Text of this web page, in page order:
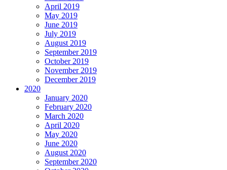
April 2019
May 2019
June 2019
July 2019
August 2019
September 2019
October 2019
November 2019
December 2019
2020
January 2020
February 2020
March 2020
April 2020
May 2020
June 2020
August 2020
September 2020